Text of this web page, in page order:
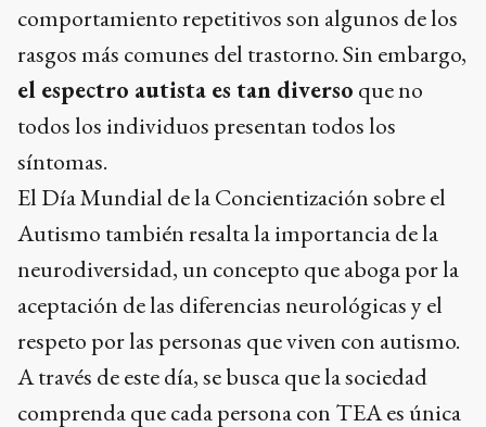
comportamiento repetitivos son algunos de los
rasgos más comunes del trastorno. Sin embargo,
el espectro autista es tan diverso que no
todos los individuos presentan todos los
síntomas.
El Día Mundial de la Concientización sobre el
Autismo también resalta la importancia de la
neurodiversidad, un concepto que aboga por la
aceptación de las diferencias neurológicas y el
respeto por las personas que viven con autismo.
A través de este día, se busca que la sociedad
comprenda que cada persona con TEA es única